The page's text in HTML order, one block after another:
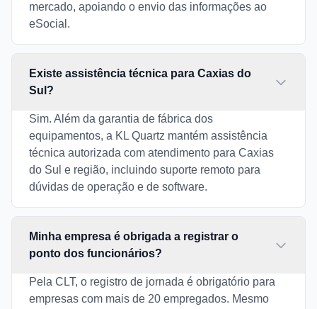
mercado, apoiando o envio das informações ao
eSocial.
Existe assistência técnica para Caxias do
Sul?
Sim. Além da garantia de fábrica dos
equipamentos, a KL Quartz mantém assistência
técnica autorizada com atendimento para Caxias
do Sul e região, incluindo suporte remoto para
dúvidas de operação e de software.
Minha empresa é obrigada a registrar o
ponto dos funcionários?
Pela CLT, o registro de jornada é obrigatório para
empresas com mais de 20 empregados. Mesmo